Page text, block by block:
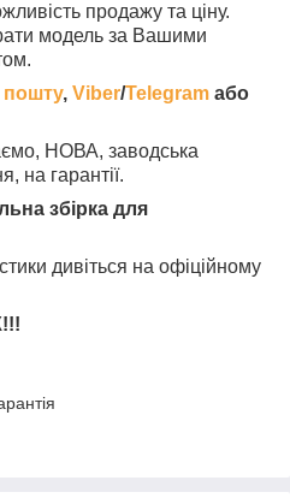
продажу та ціну.
модель за Вашими
пошту, Viber/Telegram або
НОВА, заводська
на гарантії.
збірка для
дивіться на офіційному